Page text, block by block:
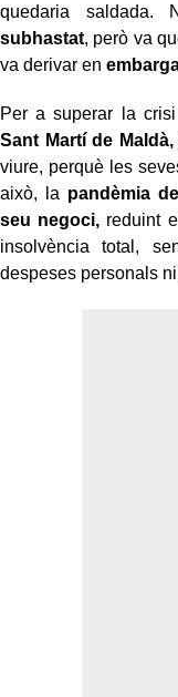
quedaria saldada.
subhastat, però va
va derivar en
Per a superar la crisi
Sant Martí de
viure, perquè les
això, la pandèmia
seu negoci, reduint
insolvència total,
despeses personals